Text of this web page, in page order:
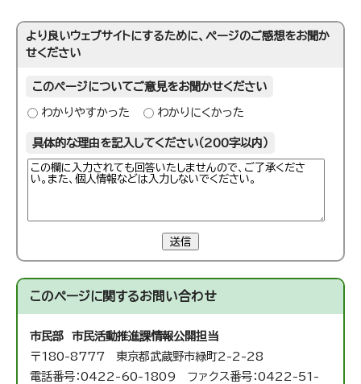
より良いウェブサイトにするために、ページのご感想をお聞か
せください
このページについてご意見をお聞かせください
わかりやすかった わかりにくかった
具体的な理由を記入してください（200字以内）
送信
このページに関するお問い合わせ
市民部 市民活動推進課情報公開担当
〒180-8777 東京都武蔵野市緑町2-2-28
電話番号：0422-60-1809 ファクス番号：0422-51-